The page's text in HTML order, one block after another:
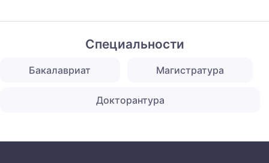
Специальности
Бакалавриат Магистратура
Докторантура